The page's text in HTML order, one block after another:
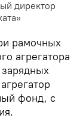
директор
рамочных
агрегатора
фонд, с